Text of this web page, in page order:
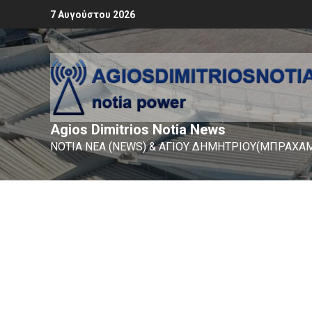
7 Αυγούστου 2026
Agios Dimitrios Notia News
ΝΟΤΙΑ ΝΕΑ (NEWS) & ΑΓΙΟΥ